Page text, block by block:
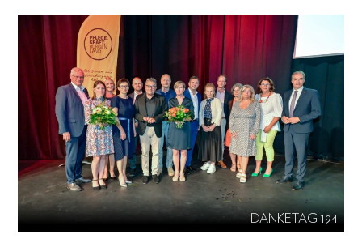
DANKETAG-194